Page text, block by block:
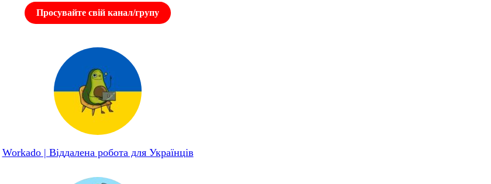
Просувайте свій канал/групу
Workado | Віддалена робота для Українців